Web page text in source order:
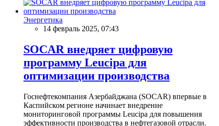
Энергетика
14 февраль 2025, 07:43
SOCAR внедряет цифровую
программу Leucipa для
оптимизации производства
Госнефтекомпания Азербайджана (SOCAR) впервые в
Каспийском регионе начинает внедрение
мониторинговой программы Leucipa для повышения
эффективности производства в нефтегазовой отрасли.